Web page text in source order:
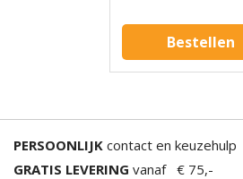
Bestellen
PERSOONLIJK contact en keuzehulp
GRATIS LEVERING vanaf € 75,-